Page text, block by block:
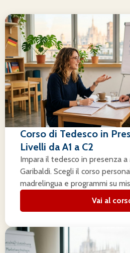
Corso di Tedesco in
Livelli da A1 a C2
Impara il tedesco in presenza
Garibaldi. Scegli il corso
madrelingua e programmi su
Vai al